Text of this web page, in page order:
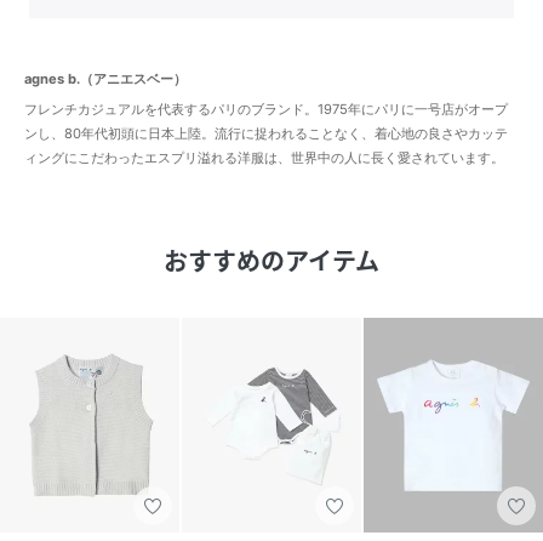
agnes b.（アニエスベー）
フレンチカジュアルを代表するパリのブランド。1975年にパリに一号店がオープ
ンし、80年代初頭に日本上陸。流行に捉われることなく、着心地の良さやカッテ
ィングにこだわったエスプリ溢れる洋服は、世界中の人に長く愛されています。
おすすめのアイテム